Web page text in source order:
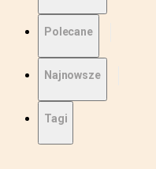
Polecane
Najnowsze
Tagi